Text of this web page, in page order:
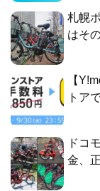
札幌
はそ
【
トア
ドコ
金、